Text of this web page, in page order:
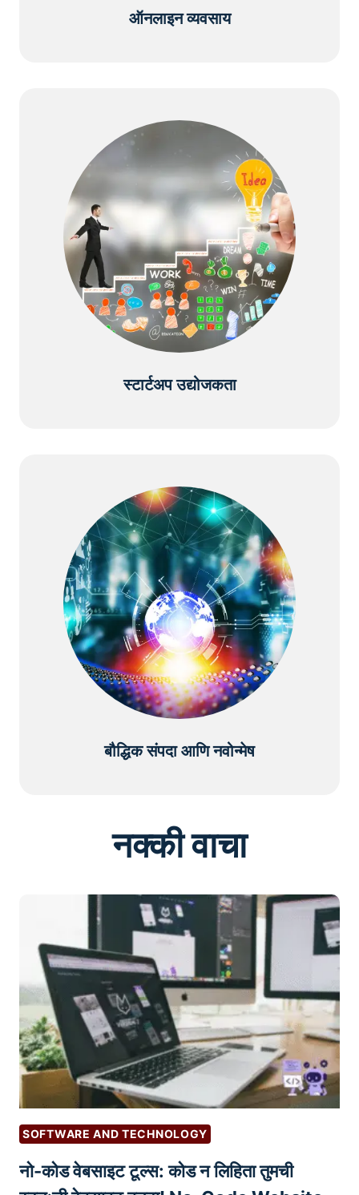
ऑनलाइन व्यवसाय
स्टार्टअप उद्योजकता
बौद्धिक संपदा आणि नवोन्मेष
नक्की वाचा
SOFTWARE AND TECHNOLOGY
नो-कोड वेबसाइट टूल्स: कोड न लिहिता तुमची